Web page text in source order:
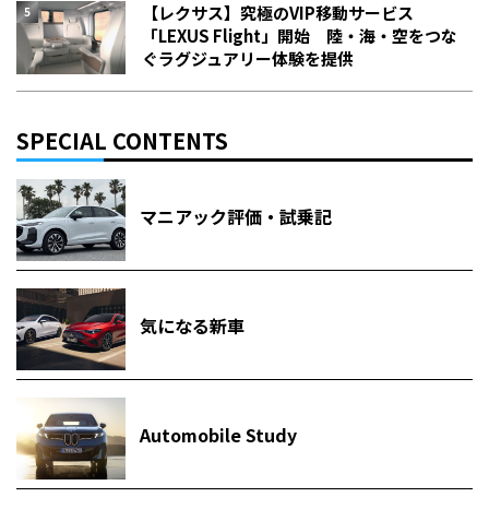
【レクサス】究極のVIP移動サービス
「LEXUS Flight」開始 陸・海・空をつな
ぐラグジュアリー体験を提供
SPECIAL CONTENTS
マニアック評価・試乗記
気になる新車
Automobile Study